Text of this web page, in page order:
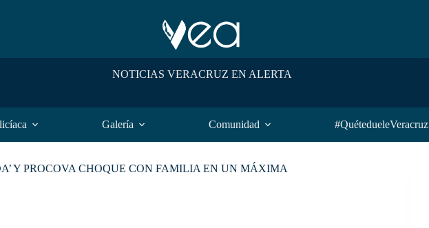
NOTICIAS VERACRUZ EN ALERTA
Galería Comunidad #QuétedueleVeracruz
Y PROCOVA CHOQUE CON FAMILIA EN UN MÁXIMA